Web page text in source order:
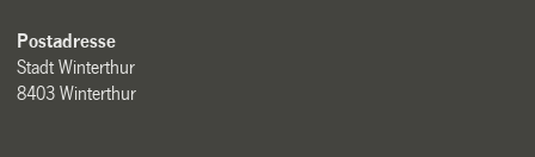
Postadresse
Stadt Winterthur
8403 Winterthur